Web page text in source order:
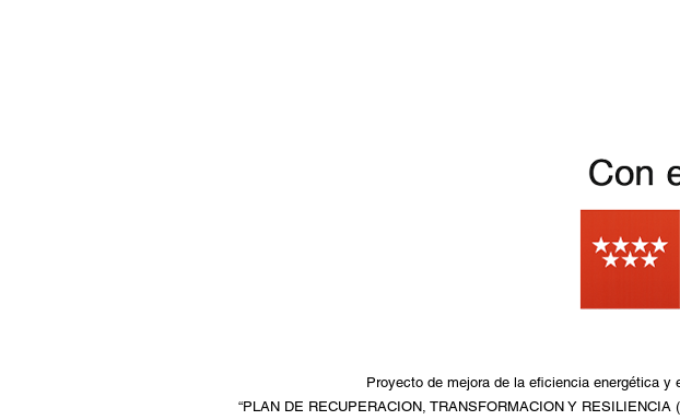
Proyecto de mejora de la eficiencia energética
“PLAN DE RECUPERACION, TRANSFORMACION Y